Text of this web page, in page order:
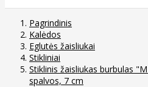
Pagrindinis
Kalėdos
Eglutės žaisliukai
Stikliniai
Stiklinis žaisliukas burbulas
spalvos, 7 cm